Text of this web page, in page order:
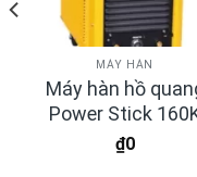
MÁY HÀN
Máy hàn hồ
Power Stick
₫0